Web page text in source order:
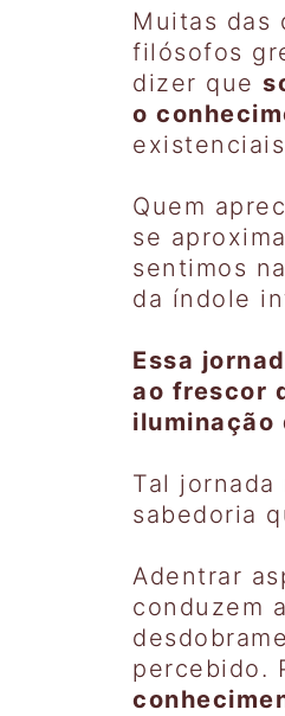
Muitas das
filósofos
dizer que
o
Quem
se
sentimos
da índole
Essa
ao frescor
iluminação
Tal
sabedoria
Adentrar
conduzem
percebido.